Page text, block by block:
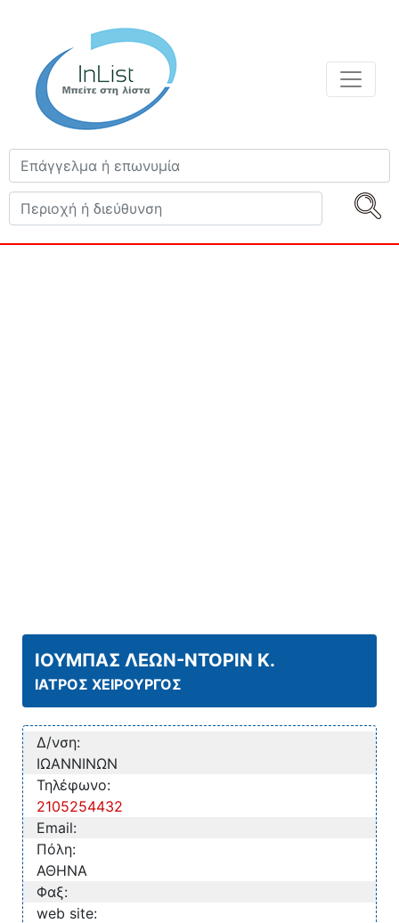
ΙΟΥΜΠΑΣ ΛΕΩΝ-ΝΤΟΡΙΝ Κ.
ΙΑΤΡΟΣ ΧΕΙΡΟΥΡΓΟΣ
Δ/νση:
ΙΩΑΝΝΙΝΩΝ
Τηλέφωνο:
2105254432
Email:
Πόλη:
ΑΘΗΝΑ
Φαξ:
web site: